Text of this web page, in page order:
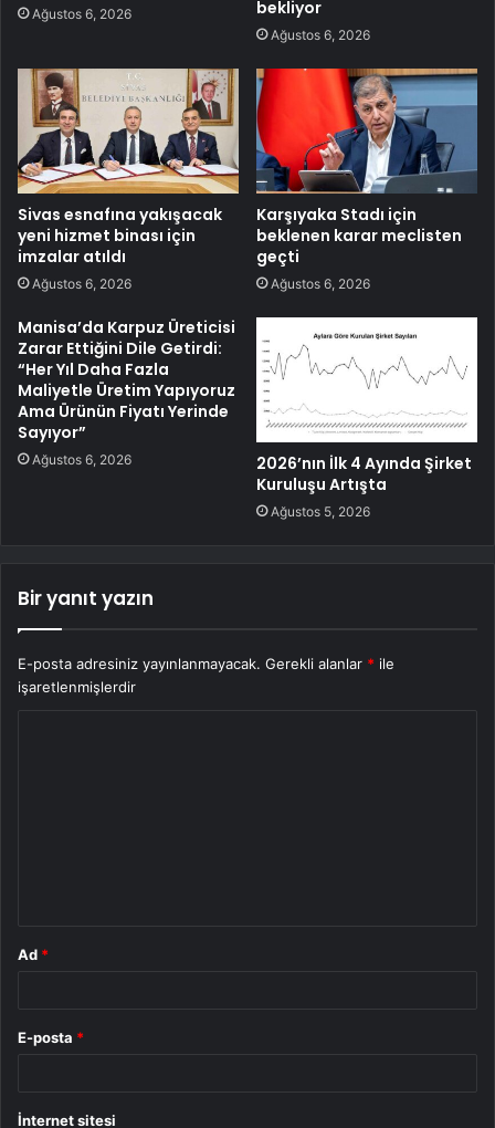
Ağustos 6, 2026 bekliyor
Ağustos 6, 2026
Sivas esnafına yakışacak
yeni hizmet binası için
imzalar atıldı
Ağustos 6, 2026
Karşıyaka Stadı için
beklenen karar meclisten
geçti
Ağustos 6, 2026
Manisa’da Karpuz Üreticisi
Zarar Ettiğini Dile Getirdi:
“Her Yıl Daha Fazla
Maliyetle Üretim Yapıyoruz
Ama Ürünün Fiyatı Yerinde
Sayıyor”
Ağustos 6, 2026
2026’nın İlk 4 Ayında Şirket
Kuruluşu Artışta
Ağustos 5, 2026
Bir yanıt yazın
E-posta adresiniz yayınlanmayacak. Gerekli alanlar * ile
işaretlenmişlerdir
Ad *
E-posta *
İnternet sitesi